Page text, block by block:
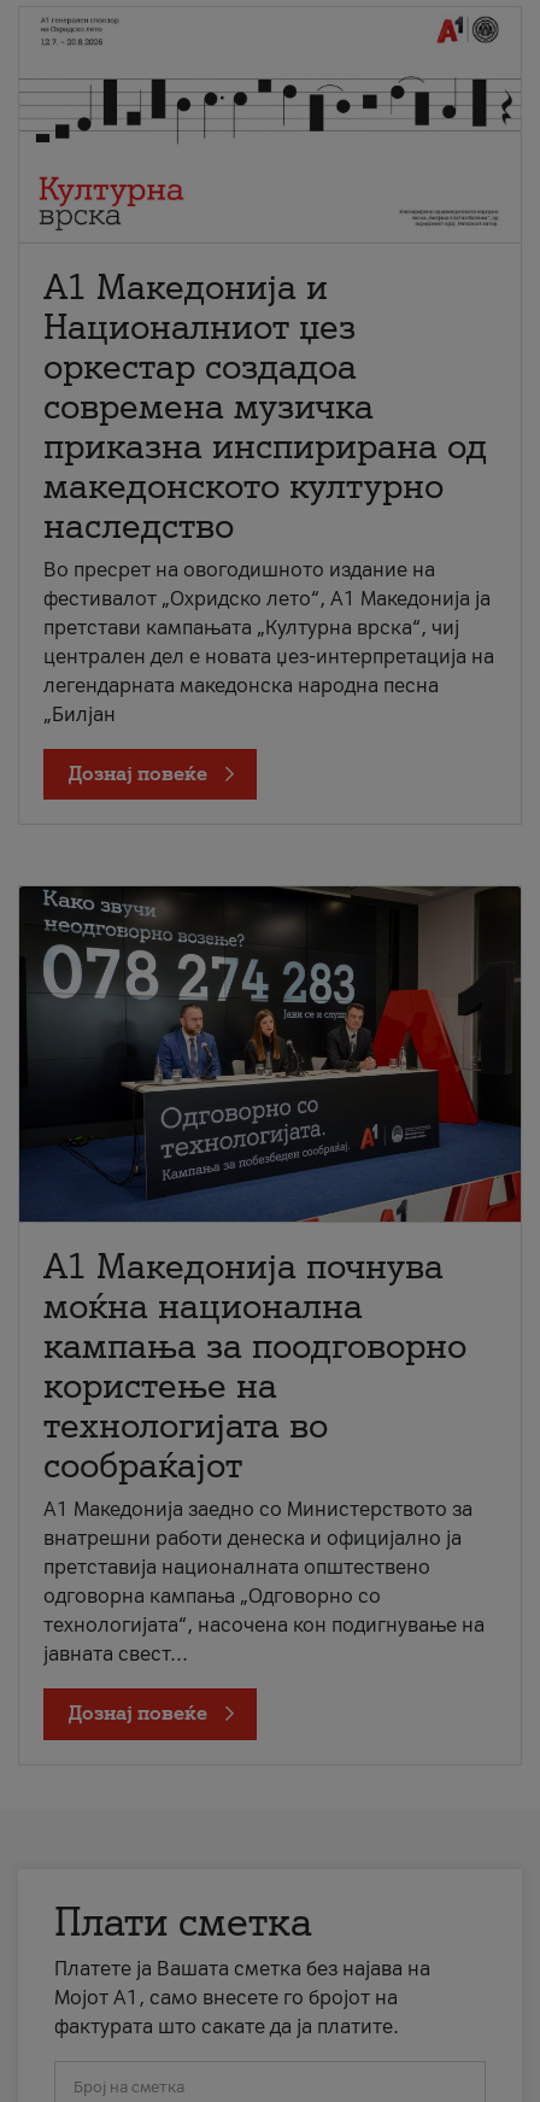
А1 Македонија и
Националниот џез
оркестар создадоа
современа музичка
приказна инспирирана од
македонското културно
наследство
Во пресрет на овогодишното издание на
фестивалот „Охридско лето“, А1 Македонија ја
претстави кампањата „Културна врска“, чиј
централен дел е новата џез-интерпретација на
легендарната македонска народна песна
„Билјан
Дознај повеќе
A1 Македонија почнува
моќна национална
кампања за поодговорно
користење на
технологијата во
сообраќајот
A1 Македонија заедно со Министерството за
внатрешни работи денеска и официјално ја
претставија националната општествено
одговорна кампања „Одговорно со
технологијата“, насочена кон подигнување на
јавната свест...
Дознај повеќе
Плати сметка
Платете ја Вашата сметка без најава на
Мојот А1, само внесете го бројот на
фактурата што сакате да ја платите.
Број на сметка